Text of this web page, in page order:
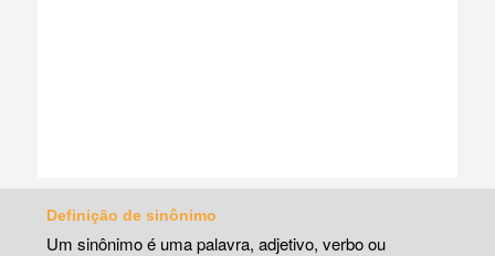
Definição de sinônimo
Um sinônimo é uma palavra, adjetivo, verbo ou